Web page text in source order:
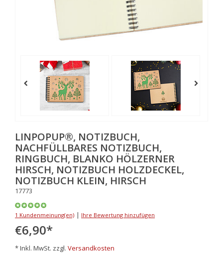
LINPOPUP®, NOTIZBUCH,
NACHFÜLLBARES NOTIZBUCH,
RINGBUCH, BLANKO HÖLZERNER
HIRSCH, NOTIZBUCH HOLZDECKEL,
NOTIZBUCH KLEIN, HIRSCH
17773
1 Kundenmeinung(en) | Ihre Bewertung hinzufügen
€6,90*
* Inkl. MwSt. zzgl. Versandkosten